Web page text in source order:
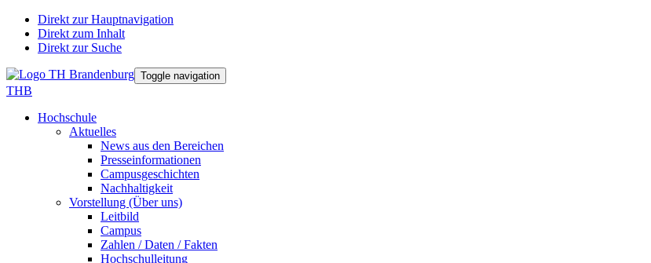
Direkt zur Hauptnavigation
Direkt zum Inhalt
Direkt zur Suche
Toggle navigation
THB
Hochschule
Aktuelles
News aus den Bereichen
Presseinformationen
Campusgeschichten
Nachhaltigkeit
Vorstellung (Über uns)
Leitbild
Campus
Zahlen / Daten / Fakten
Hochschulleitung